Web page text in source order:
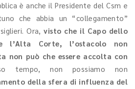
è anche il Presidente del Csm e
che abbia un “collegamento”
Ora,visto che il Capo dello
l’Alta Corte, l’ostacolo non
non può che essere accolta con
tempo, non possiamo non
della sfera di influenza del